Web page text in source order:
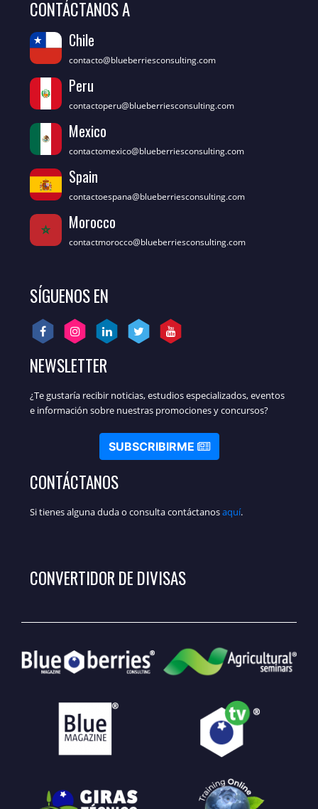
CONTÁCTANOS A
Chile
contacto@blueberriesconsulting.com
Peru
contactoperu@blueberriesconsulting.com
Mexico
contactomexico@blueberriesconsulting.com
Spain
contactoespana@blueberriesconsulting.com
Morocco
contactmorocco@blueberriesconsulting.com
SÍGUENOS EN
NEWSLETTER
¿Te gustaría recibir noticias, estudios especializados, eventos
e información sobre nuestras promociones y concursos?
SUBSCRIBIRME
CONTÁCTANOS
Si tienes alguna duda o consulta contáctanosaquí.
CONVERTIDOR DE DIVISAS